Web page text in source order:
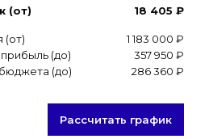
(от) 18 405 ₽
(от)
1 183 000 ₽
(до)
357 950 ₽
(до)
286 360 ₽
Рассчитать график